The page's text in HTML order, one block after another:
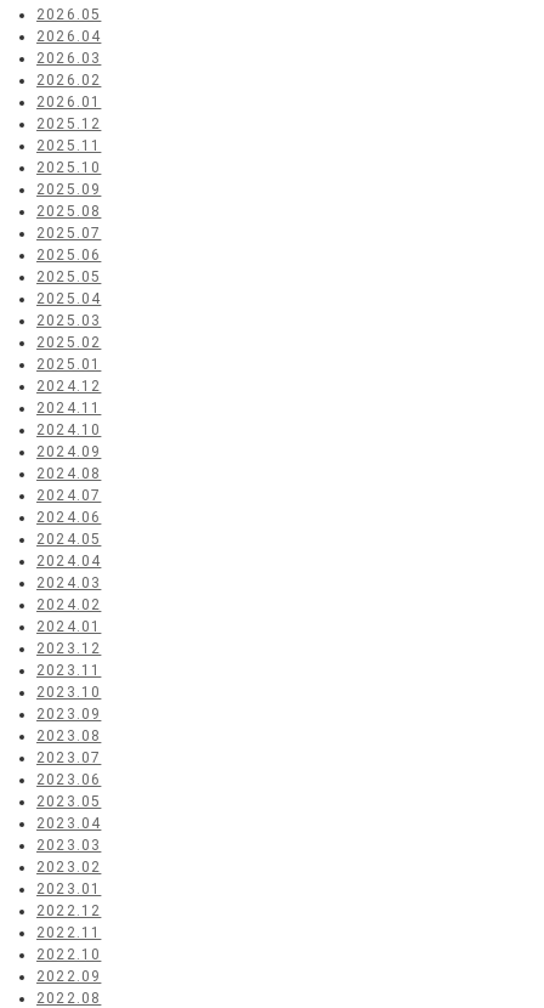
2026.05
2026.04
2026.03
2026.02
2026.01
2025.12
2025.11
2025.10
2025.09
2025.08
2025.07
2025.06
2025.05
2025.04
2025.03
2025.02
2025.01
2024.12
2024.11
2024.10
2024.09
2024.08
2024.07
2024.06
2024.05
2024.04
2024.03
2024.02
2024.01
2023.12
2023.11
2023.10
2023.09
2023.08
2023.07
2023.06
2023.05
2023.04
2023.03
2023.02
2023.01
2022.12
2022.11
2022.10
2022.09
2022.08